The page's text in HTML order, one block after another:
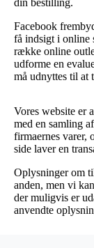
Facebook
få indsigt i online
række online
udforme en
må udnyttes til at
Vores website er
med en samling
firmaernes varer,
side laver en
Oplysninger om
anden, men vi
der muligvis er
anvendte